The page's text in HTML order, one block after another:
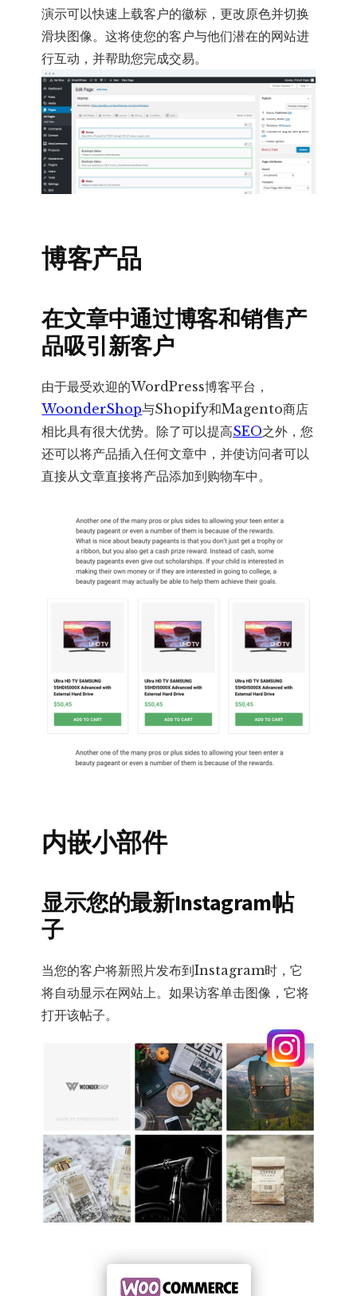
演示可以快速上载客户的徽标，更改原色并切换
滑块图像。这将使您的客户与他们潜在的网站进
行互动，并帮助您完成交易。
博客产品
在文章中通过博客和销售产
品吸引新客户
由于最受欢迎的WordPress博客平台，
WoonderShop与Shopify和Magento商店
相比具有很大优势。除了可以提高SEO之外，您
还可以将产品插入任何文章中，并使访问者可以
直接从文章直接将产品添加到购物车中。
内嵌小部件
显示您的最新Instagram帖
子
当您的客户将新照片发布到Instagram时，它
将自动显示在网站上。如果访客单击图像，它将
打开该帖子。